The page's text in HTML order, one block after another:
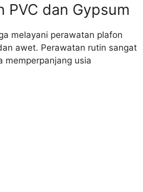
PVC dan Gypsum
melayani perawatan plafon
awet. Perawatan rutin sangat
memperpanjang usia